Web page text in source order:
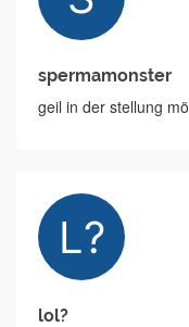
spermamonster
geil in der stellung
lol?